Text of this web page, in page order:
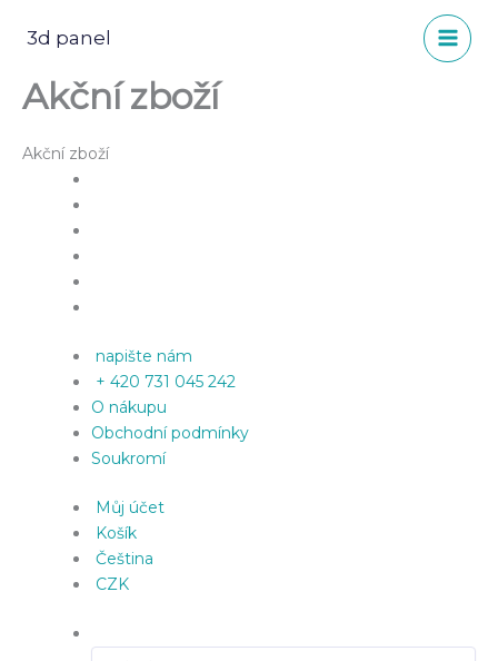
3d panel
Akční zboží
Akční zboží
napište nám
+ 420 731 045 242
O nákupu
Obchodní podmínky
Soukromí
Můj účet
Košík
Čeština
CZK